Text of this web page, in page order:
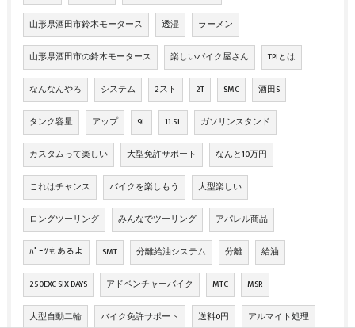
山形県酒田市鈴木モータース 透湿 ラーメン
山形県酒田市の鈴木モータース 楽しいバイク屋さん TPIとは
なんなんやろ システム 2スト 2T SMC 酒田S
タンク容量 アップ 9L 11.5L ガソリンスタンド
カスタムって楽しい 大型免許サポート なんと10万円
これはチャンス バイクを楽しもう 大型楽しい
ロングツーリング みんなでツーリング アパレル商品
ﾊﾟｰﾂもあるよ SMT 分離給油システム 分離 給油
250EXC SIX DAYS アドベンチャーバイク MTC MSR
大型自動二輪 バイク免許サポート 送料0円 アルマイト処理